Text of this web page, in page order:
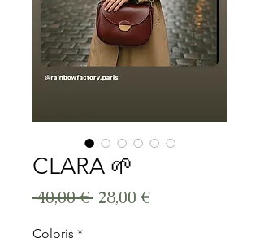
CLARA 🌱
40,00 € Prix original
28,00 €Prix
Coloris *